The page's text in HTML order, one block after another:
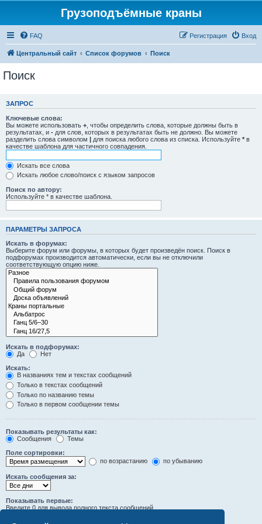
Грузоподъёмные краны
FAQ Вход
Регистрация
Центральный сайт Список форумов Поиск
Поиск
ЗАПРОС
Ключевые слова:
Вы можете использовать + , чтобы определить слова, которые должны быть в
результатах, и - для слов, которых в результатах быть не должно. Вы можете
разделить слова символом | для поиска любого слова из списка. Используйте * в
качестве шаблона для частичного совпадения.
Искать все слова
Искать любое слово/поиск с языком запросов
Поиск по автору:
Используйте * в качестве шаблона.
ПАРАМЕТРЫ ЗАПРОСА
Искать в форумах:
Выберите форум или форумы, в которых будет произведён поиск. Поиск в
подфорумах производится автоматически, если вы не отключили
соответствующую опцию ниже.
Искать в подфорумах:
Да
Нет
Искать:
В названиях тем и текстах сообщений
Только в текстах сообщений
Только по названию темы
Только в первом сообщении темы
Показывать результаты как:
Сообщения
Темы
Поле сортировки:
по возрастанию
по убыванию
Искать сообщения за:
Показывать первые:
Введите 0 для вывода полного текста сообщений.